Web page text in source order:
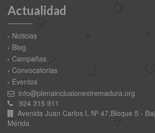
Actualidad
Noticias
Blog
Campañas
Convocatorias
Eventos
info@plenainclusionextremadura.org
924 315 911
Avenida Juan Carlos I, Nº 47,Bloque 5 -
Mérida